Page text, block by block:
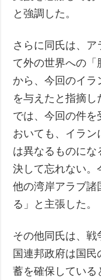
と強調した。
さらに同氏は、
て外の世界への「
から、今回のイ
を与えたと指摘
では、今回の件を
おいても、イラン
は異なるものにな
決して忘れない。
他の湾岸アラブ諸
る」と主張した。
その他同氏は、
国連邦政府は国
蓄を確保している